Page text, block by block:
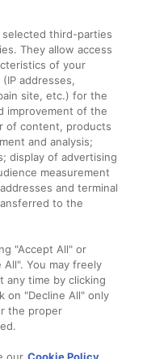
selected third-parties
They allow access
of your
addresses,
site, etc.) for the
improvement of the
of content, products
and analysis;
display of advertising
measurement
and terminal
to the
"Accept All" or
You may freely
any time by clicking
on "Decline All" only
the proper